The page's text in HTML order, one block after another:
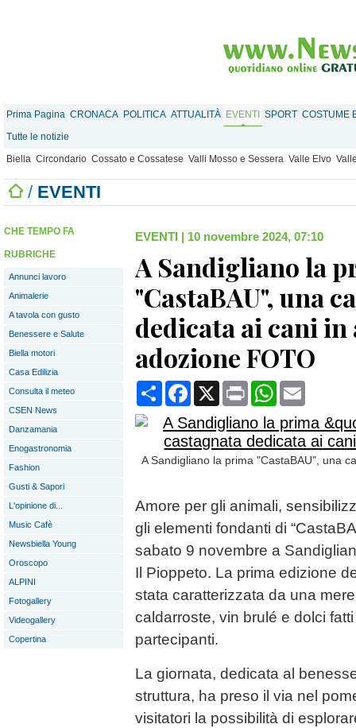
Prima Pagina CRONACA POLITICA ATTUALITÀ EVENTI SPORT COSTUME
Tutte le notizie
Biella Circondario Cossato e Cossatese Valli Mosso e Sessera Valle Elvo
/ EVENTI
CHE TEMPO FA
RUBRICHE
Annunci lavoro
Animalerie
A tavola con gusto
Benessere e Salute
Biella motori
Casa Edilizia
Consulta il meteo
CSEN News
Danzamania
Enogastronomia
Fashion
Gusti & Sapori
L'opinione di...
Music Cafè
Newsbiella Young
Oroscopo
ALPINI
Fotogallery
Videogallery
Copertina
EVENTI | 10 novembre 2024, 07:10
A Sandigliano la
"CastaBAU", una
dedicata ai cani in
adozione FOTO
CondividiFacebook
X Print WhatsApp
A Sandigliano la prima "CastaBAU", una
Amore per gli animali,
gli elementi fondanti di
sabato 9 novembre a
Il Pioppeto. La prima edizione
stata caratterizzata da una
caldarroste, vin brulé e dolci
partecipanti.
La giornata, dedicata al
struttura, ha preso il via nel
visitatori la possibilità di